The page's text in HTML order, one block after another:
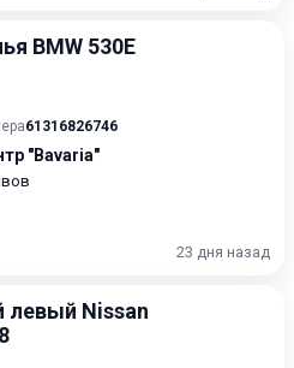
BMW 530E
61316826746
"Bavaria"
23 дня назад
левый Nissan